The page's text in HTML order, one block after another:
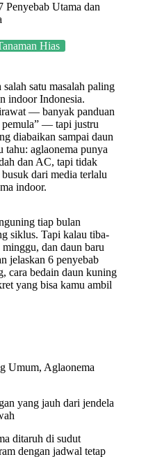
Utama dan
Hias
satu masalah paling
indoor Indonesia.
— banyak panduan
pemula” — tapi justru
diabaikan sampai daun
tahu: aglaonema punya
dan AC, tapi tidak
dari media terlalu
indoor.
tiap bulan
siklus. Tapi kalau tiba-
dan daun baru
jelaskan 6 penyebab
cara bedain daun kuning
yang bisa kamu ambil
Umum, Aglaonema
yang jauh dari jendela
ditaruh di sudut
dengan jadwal tetap